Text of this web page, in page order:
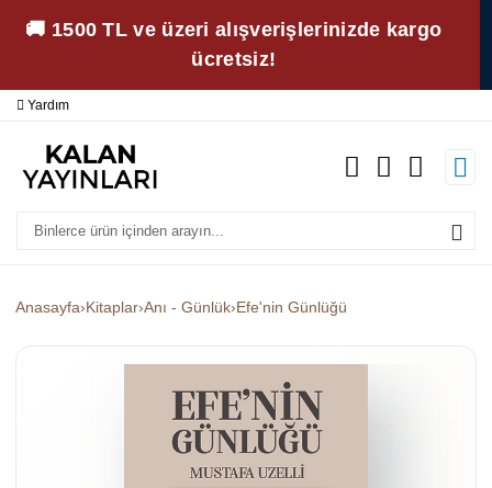
🚚 1500 TL ve üzeri alışverişlerinizde kargo
ücretsiz!
Yardım
Anasayfa›Kitaplar›Anı - Günlük›Efe'nin Günlüğü